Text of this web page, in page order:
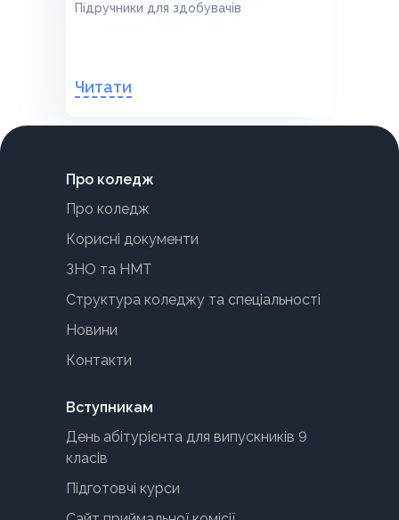
Підручники для здобувачів
Читати
Про коледж
Про коледж
Корисні документи
ЗНО та НМТ
Структура коледжу та спеціальності
Новини
Контакти
Вступникам
День абітурієнта для випускників 9
класів
Підготовчі курси